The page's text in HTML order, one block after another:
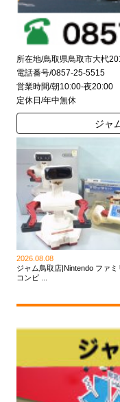
所在地/鳥取県鳥取市大杙
電話番号/0857-25-5515
営業時間/朝10:00-夜20:00
定休日/年中無休
ジャ
2026.08.08
ジャム鳥取店|Nintendo ファミ
コンピ ...